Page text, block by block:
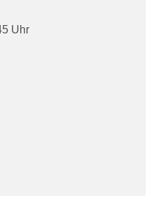
Uhr